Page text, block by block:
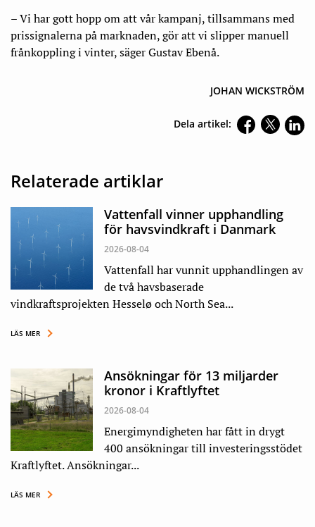
–Vi har gott hopp om att vår kampanj, tillsammans med
prissignalerna på marknaden, gör att vi slipper manuell
frånkoppling i vinter, säger Gustav Ebenå.
JOHAN WICKSTRÖM
Dela artikel:
Relaterade artiklar
Vattenfall vinner upphandling
för havsvindkraft i Danmark
2026-08-04
Vattenfall har vunnit upphandlingen av
de två havsbaserade
vindkraftsprojekten Hesselø och North Sea...
LÄS MER
Ansökningar för 13 miljarder
kronor i Kraftlyftet
2026-08-04
Energimyndigheten har fått in drygt
400 ansökningar till investeringsstödet
Kraftlyftet. Ansökningar...
LÄS MER